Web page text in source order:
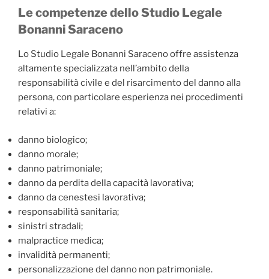
Le competenze dello Studio Legale
Bonanni Saraceno
Lo Studio Legale Bonanni Saraceno offre assistenza
altamente specializzata nell’ambito della
responsabilità civile e del risarcimento del danno alla
persona, con particolare esperienza nei procedimenti
relativi a:
danno biologico;
danno morale;
danno patrimoniale;
danno da perdita della capacità lavorativa;
danno da cenestesi lavorativa;
responsabilità sanitaria;
sinistri stradali;
malpractice medica;
invalidità permanenti;
personalizzazione del danno non patrimoniale.